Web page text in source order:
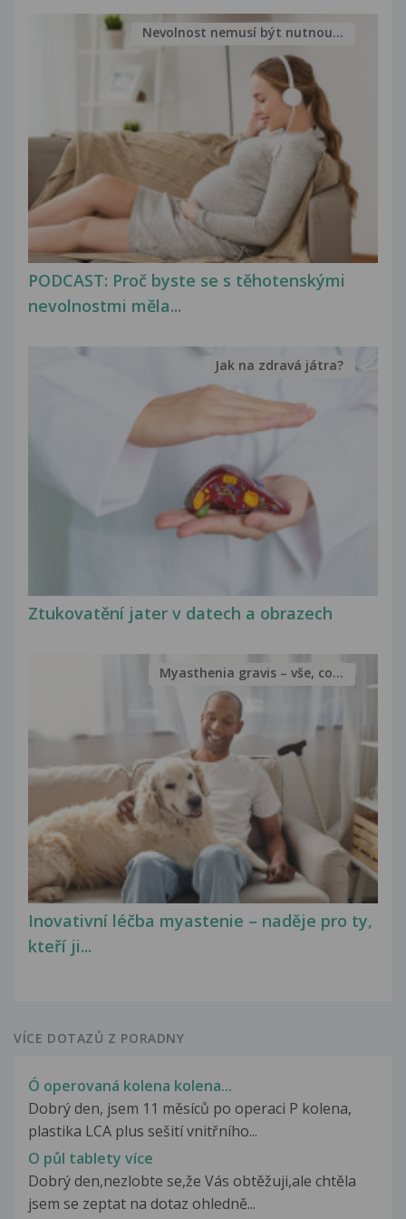
PODCAST: Proč byste se s těhotenskými
nevolnostmi měla...
Nevolnost nemusí být nutnou...
Ztukovatění jater v datech a obrazech
Jak na zdravá játra?
Inovativní léčba myastenie – naděje pro ty,
kteří ji...
Myasthenia gravis – vše, co...
VÍCE DOTAZŮ Z PORADNY
Ó operovaná kolena kolena...
Dobrý den, jsem 11 měsíců po operaci P kolena,
plastika LCA plus sešití vnitřního...
O půl tablety více
Dobrý den,nezlobte se,že Vás obtěžuji,ale chtěla
jsem se zeptat na dotaz ohledně...